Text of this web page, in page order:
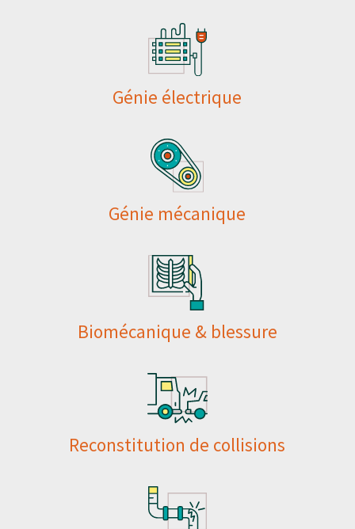
Génie électrique
Génie mécanique
Biomécanique & blessure
Reconstitution de collisions